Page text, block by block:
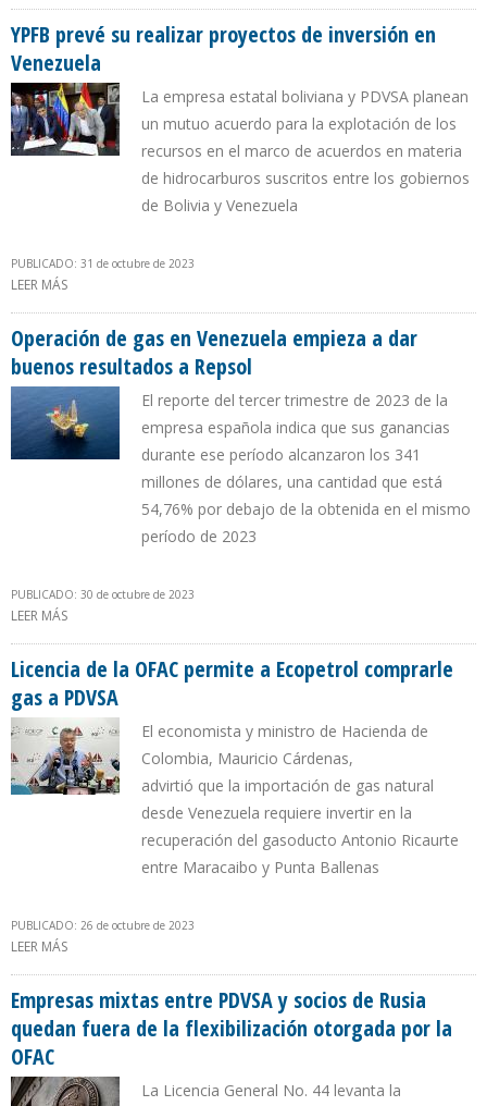
DRAGÓN
YPFB prevé su realizar proyectos de inversión en
Venezuela
La empresa estatal boliviana y PDVSA planean
un mutuo acuerdo para la explotación de los
recursos en el marco de acuerdos en materia
de hidrocarburos suscritos entre los gobiernos
de Bolivia y Venezuela
PUBLICADO: 31 de octubre de 2023
LEER MÁS
Operación de gas en Venezuela empieza a dar
buenos resultados a Repsol
El reporte del tercer trimestre de 2023 de la
empresa española indica que sus ganancias
durante ese período alcanzaron los 341
millones de dólares, una cantidad que está
54,76% por debajo de la obtenida en el mismo
período de 2023
PUBLICADO: 30 de octubre de 2023
LEER MÁS
Licencia de la OFAC permite a Ecopetrol comprarle
gas a PDVSA
El economista y ministro de Hacienda de
Colombia, Mauricio Cárdenas,
advirtió que la importación de gas natural
desde Venezuela requiere invertir en la
recuperación del gasoducto Antonio Ricaurte
entre Maracaibo y Punta Ballenas
PUBLICADO: 26 de octubre de 2023
LEER MÁS
Empresas mixtas entre PDVSA y socios de Rusia
quedan fuera de la flexibilización otorgada por la
OFAC
La Licencia General No. 44 levanta la